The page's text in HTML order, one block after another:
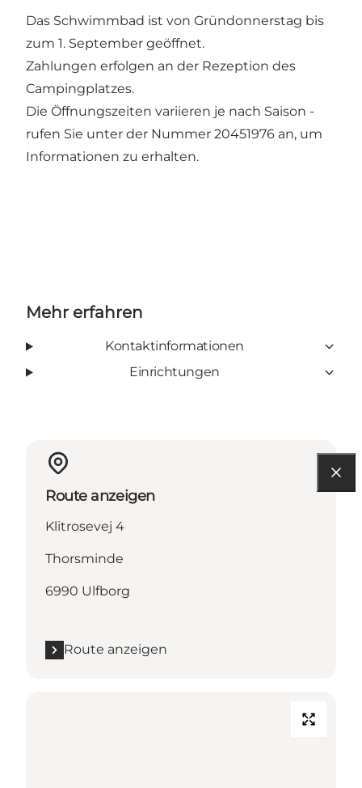
Das Schwimmbad ist von Gründonnerstag bis
zum 1. September geöffnet.
Zahlungen erfolgen an der Rezeption des
Campingplatzes.
Die Öffnungszeiten variieren je nach Saison -
rufen Sie unter der Nummer 20451976 an, um
Informationen zu erhalten.
Mehr erfahren
Kontaktinformationen
Einrichtungen
Route anzeigen
Klitrosevej 4
Thorsminde
6990 Ulfborg
Route anzeigen